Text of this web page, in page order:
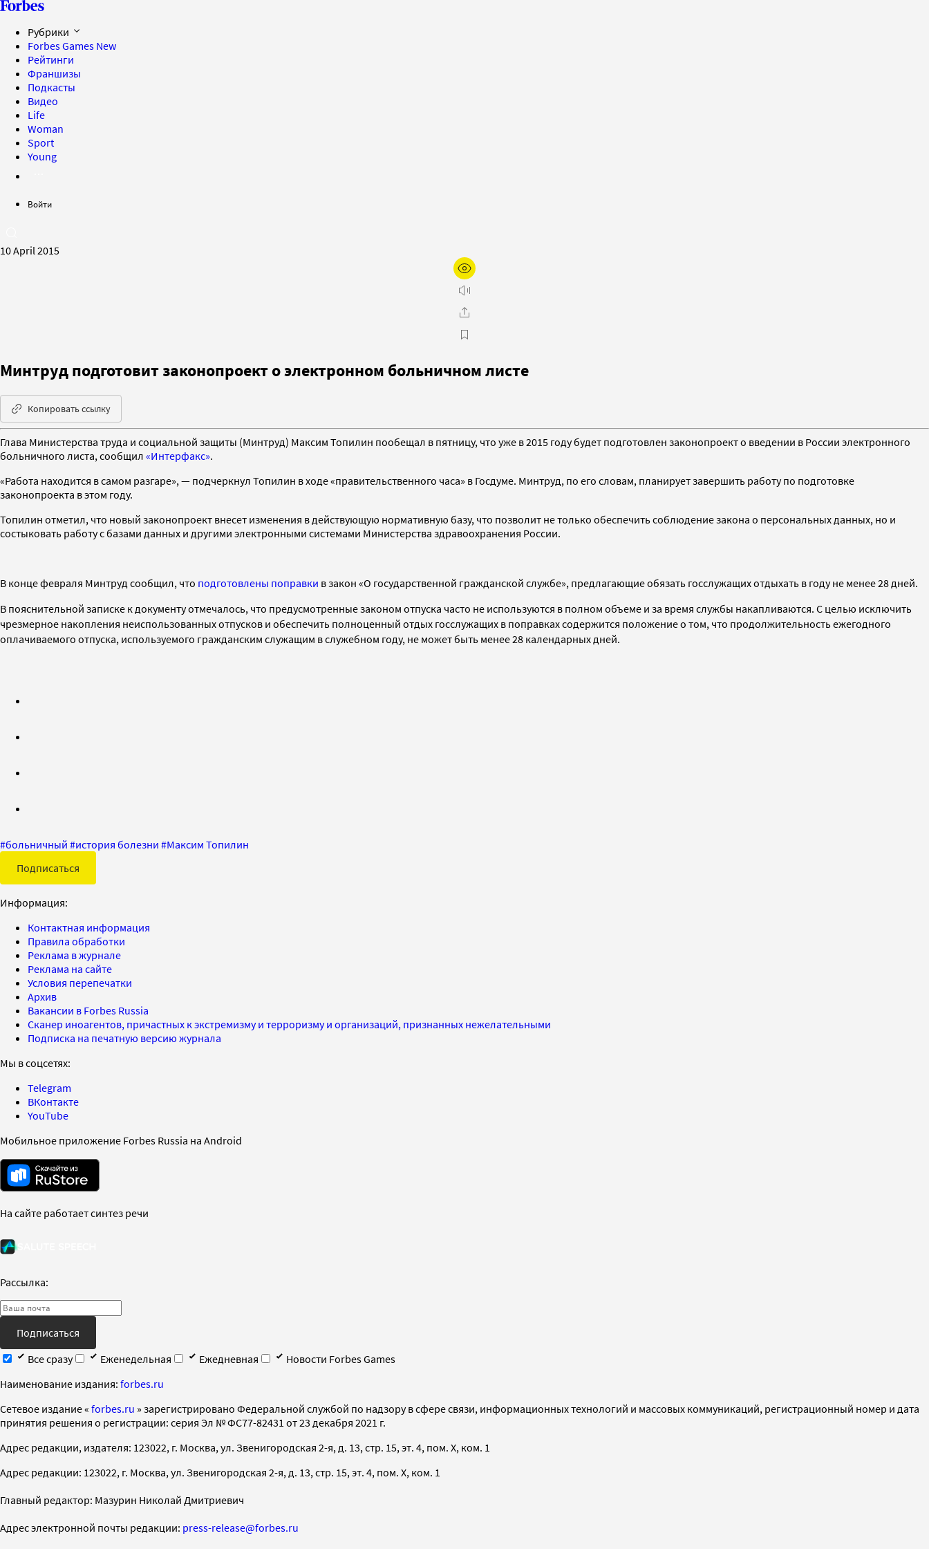
Рубрики
Forbes Games New
Рейтинги
Франшизы
Подкасты
Видео
Life
Woman
Sport
Young
Войти
10 April 2015
Минтруд подготовит законопроект о электронном больничном листе
Копировать ссылку
Глава Министерства труда и социальной защиты (Минтруд) Максим Топилин пообещал в пятницу, что уже в 2015 году будет подготовлен законопроект о введении в России электронного
больничного листа, сообщил «Интерфакс».
«Работа находится в самом разгаре», — подчеркнул Топилин в ходе «правительственного часа» в Госдуме. Минтруд, по его словам, планирует завершить работу по подготовке
законопроекта в этом году.
Топилин отметил, что новый законопроект внесет изменения в действующую нормативную базу, что позволит не только обеспечить соблюдение закона о персональных данных, но и
состыковать работу с базами данных и другими электронными системами Министерства здравоохранения России.
В конце февраля Минтруд сообщил, что подготовлены поправки в закон «О государственной гражданской службе», предлагающие обязать госслужащих отдыхать в году не менее 28 дней.
В пояснительной записке к документу отмечалось, что предусмотренные законом отпуска часто не используются в полном объеме и за время службы накапливаются. С целью исключить
чрезмерное накопления неиспользованных отпусков и обеспечить полноценный отдых госслужащих в поправках содержится положение о том, что продолжительность ежегодного
оплачиваемого отпуска, используемого гражданским служащим в служебном году, не может быть менее 28 календарных дней.
#больничный #история болезни #Максим Топилин
Подписаться
Информация:
Контактная информация
Правила обработки
Реклама в журнале
Реклама на сайте
Условия перепечатки
Архив
Вакансии в Forbes Russia
Сканер иноагентов, причастных к экстремизму и терроризму и организаций, признанных нежелательными
Подписка на печатную версию журнала
Мы в соцсетях:
Telegram
ВКонтакте
YouTube
Мобильное приложение Forbes Russia на Android
На сайте работает синтез речи
Рассылка:
Подписаться
Все сразу
Еженедельная Ежедневная
Новости Forbes Games
Наименование издания: forbes.ru
Cетевое издание « forbes.ru » зарегистрировано Федеральной службой по надзору в сфере связи, информационных технологий и массовых коммуникаций, регистрационный номер и дата
принятия решения о регистрации: серия Эл № ФС77-82431 от 23 декабря 2021 г.
Адрес редакции, издателя: 123022, г. Москва, ул. Звенигородская 2-я, д. 13, стр. 15, эт. 4, пом. X, ком. 1
Адрес редакции: 123022, г. Москва, ул. Звенигородская 2-я, д. 13, стр. 15, эт. 4, пом. X, ком. 1
Главный редактор: Мазурин Николай Дмитриевич
Адрес электронной почты редакции: press-release@forbes.ru